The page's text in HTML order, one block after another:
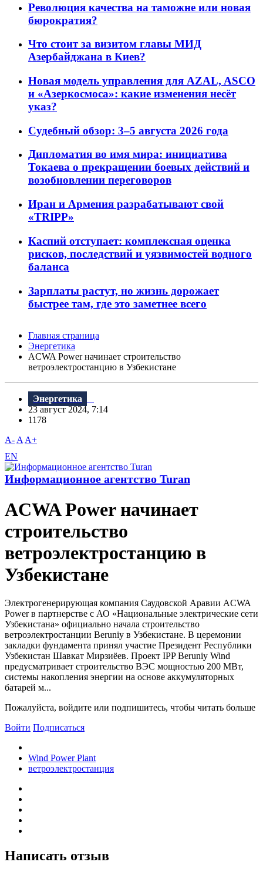
Революция качества на таможне или новая
бюрократия?
Что стоит за визитом главы МИД
Азербайджана в Киев?
Новая модель управления для AZAL, ASCO
и «Азеркосмоса»: какие изменения несёт
указ?
Судебный обзор: 3–5 августа 2026 года
Дипломатия во имя мира: инициатива
Токаева о прекращении боевых действий и
возобновлении переговоров
Иран и Армения разрабатывают свой
«TRIPP»
Каспий отступает: комплексная оценка
рисков, последствий и уязвимостей водного
баланса
Зарплаты растут, но жизнь дорожает
быстрее там, где это заметнее всего
Главная страница
Энергетика
ACWA Power начинает строительство
ветроэлектростанцию в Узбекистане
Энергетика
23 август 2024, 7:14
1178
A- A A+
EN
Информационное агентство Turan
ACWA Power начинает
строительство
ветроэлектростанцию в
Узбекистане
Электрогенерирующая компания Саудовской Аравии ACWA
Power в партнерстве с АО «Национальные электрические сети
Узбекистана» официально начала строительство
ветроэлектростанции Beruniy в Узбекистане. В церемонии
закладки фундамента принял участие Президент Республики
Узбекистан Шавкат Мирзиёев. Проект IPP Beruniy Wind
предусматривает строительство ВЭС мощностью 200 МВт,
системы накопления энергии на основе аккумуляторных
батарей м...
Пожалуйста, войдите или подпишитесь, чтобы читать больше
Войти Подписаться
Wind Power Plant
ветроэлектростанция
Написать отзыв